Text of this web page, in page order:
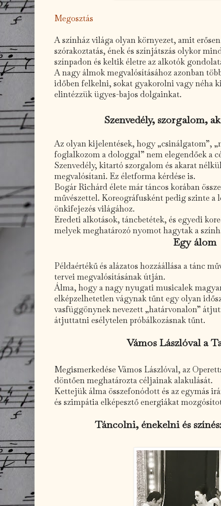
Megosztás
A színház világa olyan környezet, amit
szórakoztatás, ének és színjátszás olykor
színpadon és keltik életre az alkotók
A nagy álmok megvalósításához azonban
időben felkelni, sokat gyakorolni vagy néha
elintézzük ügyes-bajos dolgainkat.
Szenvedély, szorgalom,
Az olyan kijelentések, hogy „csinálgatom”,
foglalkozom a dologgal” nem elegendőek a
Szenvedély, kitartó szorgalom és akarat
megvalósítani. Ez életforma kérdése is.
Bogár Richárd élete már táncos korában
művészettel. Koreográfusként pedig szinte a
önkifejezés világához.
Eredeti alkotások, táncbetétek, és egyedi
melyek meghatározó nyomot hagytak a
Egy álom
Példaértékű és alázatos hozzáállása a tánc
tervei megvalósításának útján.
Álma, hogy a nagy nyugati musicalek
elképzelhetetlen vágynak tűnt egy olyan
vasfüggönynek nevezett „határvonalon”
átjuttatni esélytelen próbálkozásnak tűnt.
Vámos Lászlóval a
Megismerkedése Vámos Lászlóval, az
döntően meghatározta céljainak alakulását.
Kettejük álma összefonódott és az egymás
és szimpátia elképesztő energiákat
Táncolni, énekelni és